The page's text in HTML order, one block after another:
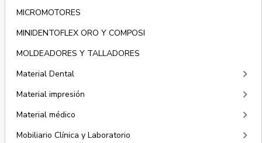
MICROMOTORES
MINIDENTOFLEX ORO Y COMPOSI
MOLDEADORES Y TALLADORES
Material Dental
keyboard_arrow_right
Material impresión keyboard_arrow_right
Material médico keyboard_arrow_right
Mobiliario Clínica y Laboratorio keyboard_arrow_right